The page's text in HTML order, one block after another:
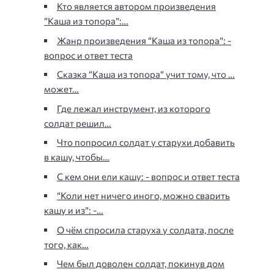
Кто является автором произведения
“Каша из топора”:…
Жанр произведения “Каша из топора”: -
вопрос и ответ теста
Сказка “Каша из топора” учит тому, что …
может…
Где лежал инструмент, из которого
солдат решил…
Что попросил солдат у старухи добавить
в кашу, чтобы…
С кем они ели кашу: - вопрос и ответ теста
“Коли нет ничего иного, можно сварить
кашу и из”: -…
О чём спросила старуха у солдата, после
того, как…
Чем был доволен солдат, покинув дом